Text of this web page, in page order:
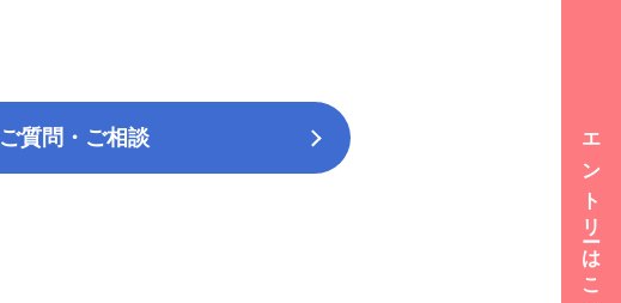
エントリーはこちら
ご質問・ご相談